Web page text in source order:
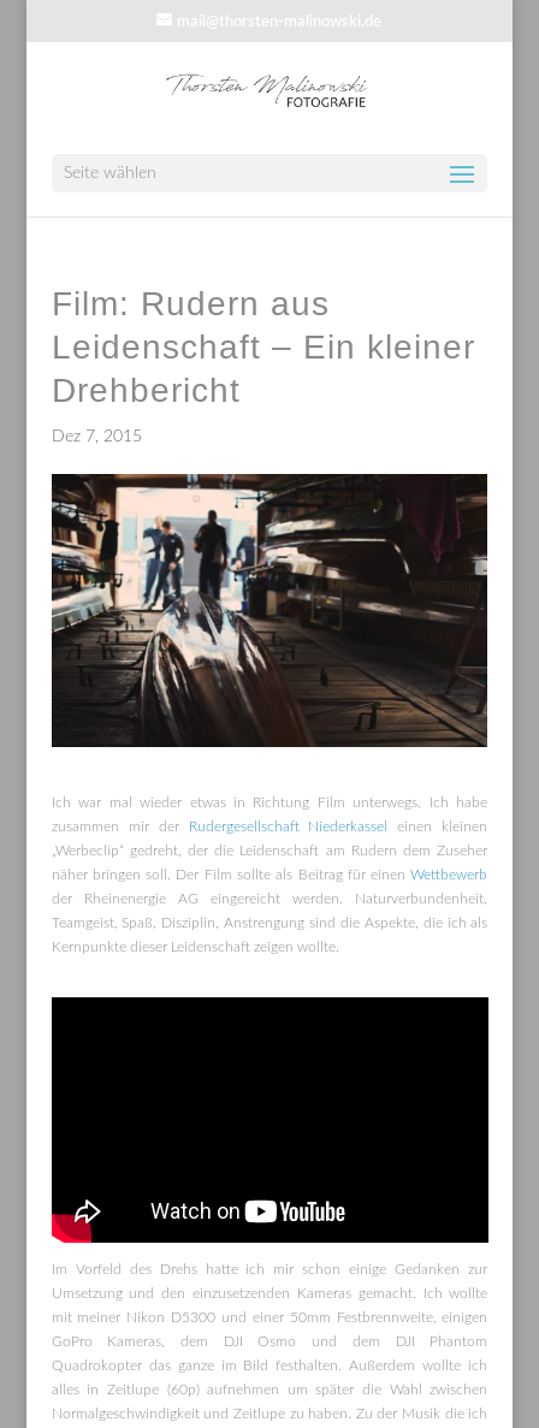
mail@thorsten-malinowski.de
Seite wählen
Film: Rudern aus
Leidenschaft – Ein kleiner
Drehbericht
Dez 7, 2015
Ich war mal wieder etwas in Richtung Film unterwegs. Ich habe
zusammen mir der
Rudergesellschaft Niederkassel
einen kleinen
„Werbeclip“ gedreht, der die Leidenschaft am Rudern dem Zuseher
näher bringen soll. Der Film sollte als Beitrag für einenWettbewerb
der Rheinenergie AG eingereicht werden. Naturverbundenheit,
Teamgeist, Spaß, Disziplin, Anstrengung sind die Aspekte, die ich als
Kernpunkte dieser Leidenschaft zeigen wollte.
Im Vorfeld des Drehs hatte ich mir schon einige Gedanken zur
Umsetzung und den einzusetzenden Kameras gemacht. Ich wollte
mit meiner Nikon D5300 und einer 50mm Festbrennweite, einigen
GoPro Kameras, dem DJI Osmo und dem DJI Phantom
Quadrokopter das ganze im Bild festhalten. Außerdem wollte ich
alles in Zeitlupe (60p) aufnehmen um später die Wahl zwischen
Normalgeschwindigkeit und Zeitlupe zu haben. Zu der Musik die ich